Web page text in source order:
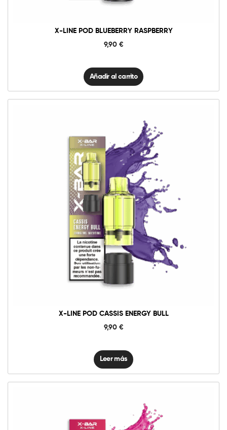
X-LINE POD BLUEBERRY RASPBERRY
9,90 €
Añadir al carrito
X-LINE POD CASSIS ENERGY BULL
9,90 €
Leer más